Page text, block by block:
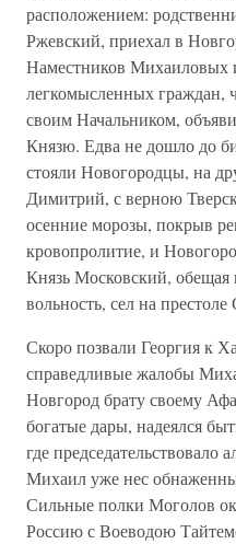
расположением:
Ржевский, приехал в
Наместников Михаиловых
легкомысленных граждан,
своим Начальником,
Князю. Едва не дошло до
стояли Новогородцы, на
Димитрий, с верною
осенние морозы, покрыв
кровопролитие, и
Князь Московский, обещая
вольность, сел на
Скоро позвали Георгия к
справедливые жалобы
Новгород брату своему
богатые дары, надеялся
где
Михаил уже нес
Сильные полки Моголов
Россию с Воеводою